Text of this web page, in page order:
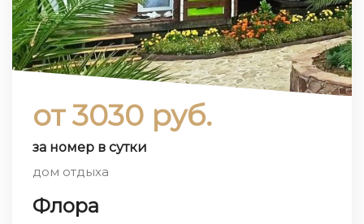
от 3030 руб.
за номер в сутки
дом отдыха
Флора